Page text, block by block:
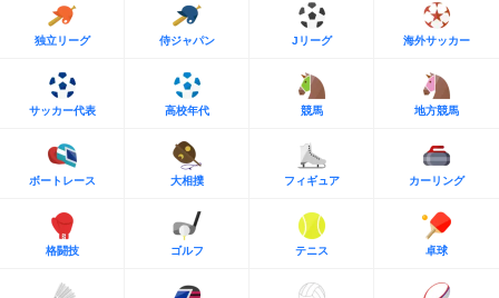
独立リーグ 侍ジャパン Jリーグ 海外サッカー
サッカー代表 高校年代 競馬 地方競馬
ボートレース 大相撲 フィギュア カーリング
格闘技 ゴルフ テニス 卓球